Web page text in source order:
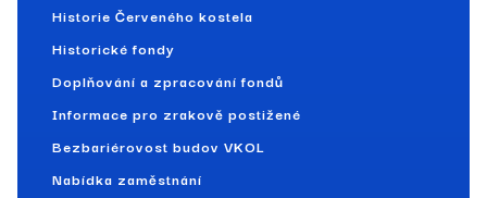
Historie Červeného kostela
Historické fondy
Doplňování a zpracování fondů
Informace pro zrakově postižené
Bezbariérovost budov VKOL
Nabídka zaměstnání